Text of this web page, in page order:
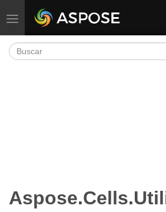
Alternar navegación